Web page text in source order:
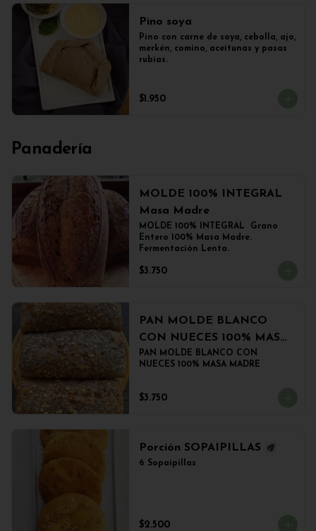
Pino soya
Pino con carne de soya, cebolla, ajo,
merkén, comino, aceitunas y pasas
rubias.
$1.950
Panadería
MOLDE 100% INTEGRAL
Masa Madre
MOLDE 100% INTEGRAL  Grano
Entero 100% Masa Madre.
Fermentación Lenta.
$3.750
PAN MOLDE BLANCO
CON NUECES 100% MASA
MADRE
PAN MOLDE BLANCO CON
NUECES 100% MASA MADRE
$3.750
Porción SOPAIPILLAS
6 Sopaipillas
$2.500